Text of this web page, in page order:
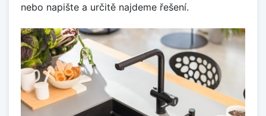
nebo napište a určitě najdeme řešení.